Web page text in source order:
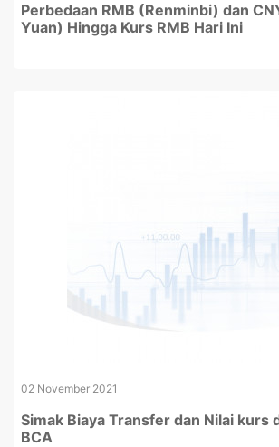
Perbedaan RMB (Renminbi) dan
Yuan) Hingga Kurs RMB Hari Ini
02 November 2021
Simak Biaya Transfer dan Nilai kurs
BCA